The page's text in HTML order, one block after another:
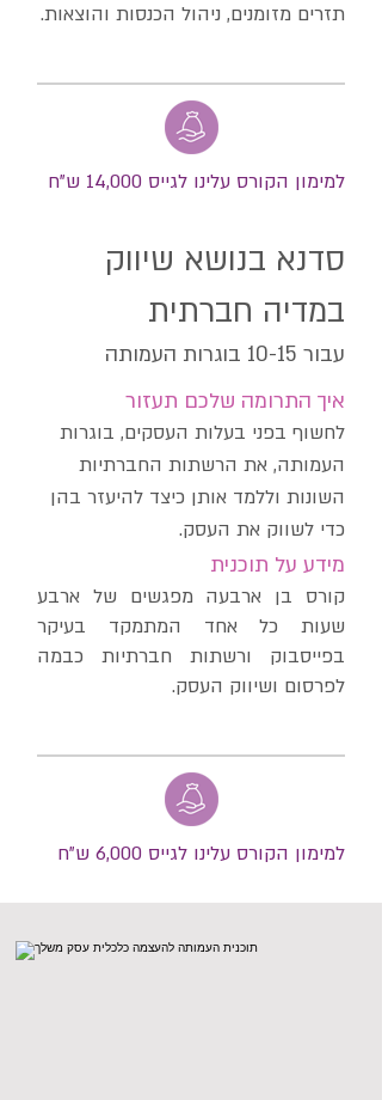
תזרים מזומנים, ניהול הכנסות והוצאות.
למימון הקורס עלינו לגייס 14,000 ש"ח
סדנא בנושא שיווק
במדיה חברתית
עבור 10-15 בוגרות העמותה
איך התרומה שלכם תעזור
לחשוף בפני בעלות העסקים, בוגרות
העמותה, את הרשתות החברתיות
השונות וללמד אותן כיצד להיעזר בהן
כדי לשווק את העסק.
מידע על תוכנית
קורס בן ארבעה מפגשים של ארבע
שעות כל אחד המתמקד בעיקר
בפייסבוק ורשתות חברתיות כבמה
לפרסום ושיווק העסק.
למימון הקורס עלינו לגייס 6,000 ש"ח